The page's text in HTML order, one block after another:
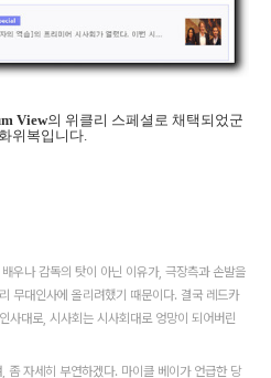
View의 위클리 스페셜로 채택되었군
위복입니다.
우나 감독의 탓이 아닌 이유가, 극장측과 손발을
무대인사에 올리려했기 때문이다. 결국 레드카
사대로, 시사회는 시사회대로 엉망이 되어버린
좀 자세히 부연하겠다. 마이클 베이가 언급한 당